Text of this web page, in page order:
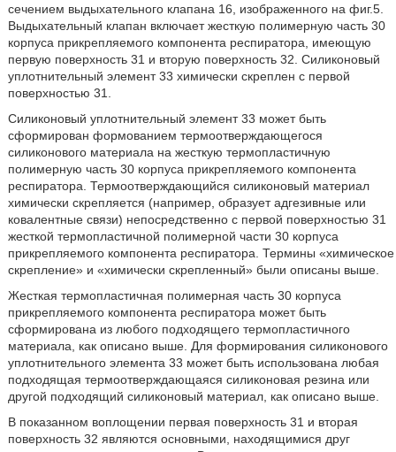
сечением выдыхательного клапана 16, изображенного на фиг.5.
Выдыхательный клапан включает жесткую полимерную часть 30
корпуса прикрепляемого компонента респиратора, имеющую
первую поверхность 31 и вторую поверхность 32. Силиконовый
уплотнительный элемент 33 химически скреплен с первой
поверхностью 31.
Силиконовый уплотнительный элемент 33 может быть
сформирован формованием термоотверждающегося
силиконового материала на жесткую термопластичную
полимерную часть 30 корпуса прикрепляемого компонента
респиратора. Термоотверждающийся силиконовый материал
химически скрепляется (например, образует адгезивные или
ковалентные связи) непосредственно с первой поверхностью 31
жесткой термопластичной полимерной части 30 корпуса
прикрепляемого компонента респиратора. Термины «химическое
скрепление» и «химически скрепленный» были описаны выше.
Жесткая термопластичная полимерная часть 30 корпуса
прикрепляемого компонента респиратора может быть
сформирована из любого подходящего термопластичного
материала, как описано выше. Для формирования силиконового
уплотнительного элемента 33 может быть использована любая
подходящая термоотверждающаяся силиконовая резина или
другой подходящий силиконовый материал, как описано выше.
В показанном воплощении первая поверхность 31 и вторая
поверхность 32 являются основными, находящимися друг